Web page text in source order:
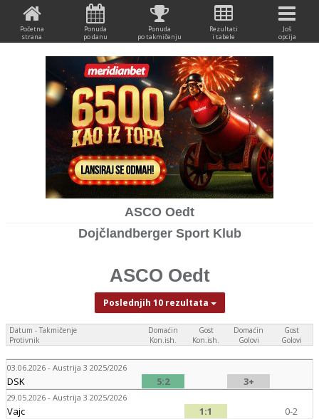
Početna
strana
Ponuda
po danu
Ponuda
po takmičenju
Rezultati
i tabele
Još
opcija
ASCO Oedt
Dojčlandberger Sport Klub
ASCO Oedt
Poslednjih 10 rezultata
Datum - Takmičenje
Domaćin
Kon.ish.
Gost
Kon.ish.
Domaćin
Golovi
Gost
Golovi
Protivnik
03.06.2026 - Austrija 3 2025/2026
DSK 5:2 3+
29.05.2026 - Austrija 3 2025/2026
Vajc 1:1 0-2